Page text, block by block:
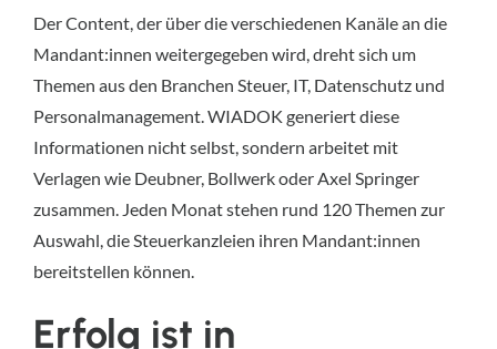
Der Content, der über die verschiedenen Kanäle an die
Mandant:innen weitergegeben wird, dreht sich um
Themen aus den Branchen Steuer, IT, Datenschutz und
Personalmanagement. WIADOK generiert diese
Informationen nicht selbst, sondern arbeitet mit
Verlagen wie Deubner, Bollwerk oder Axel Springer
zusammen. Jeden Monat stehen rund 120 Themen zur
Auswahl, die Steuerkanzleien ihren Mandant:innen
bereitstellen können.
Erfolg ist in